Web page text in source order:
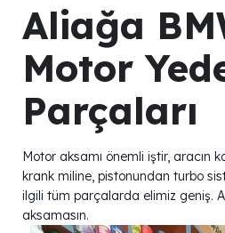
Aliağa
Motor
Parçaları
Motor aksamı önemli iştir, aracın
krank miline, pistonundan turbo
ilgili tüm parçalarda elimiz geniş.
aksamasın.